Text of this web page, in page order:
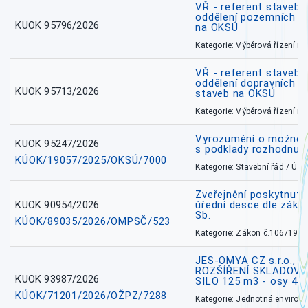
KUOK 95796/2026
VŘ - referent
oddělení pozemních
na OKSÚ
Kategorie: Výběrová řízení
KUOK 95713/2026
VŘ - referent
oddělení dopravních
staveb na OKSÚ
Kategorie: Výběrová řízení
KUOK 95247/2026
KÚOK/19057/2025/OKSÚ/7000
Vyrozumění o
s podklady rozhodnutí
Kategorie: Stavební řád /
KUOK 90954/2026
KÚOK/89035/2026/OMPSČ/523
Zveřejnění
úřední desce dle
Sb.
Kategorie: Zákon č.106/1999
KUOK 93987/2026
KÚOK/71201/2026/OŽPZ/7288
JES-OMYA CZ s.r.o.,
ROZŠÍŘENÍ
SILO 125 m3 - osy
Kategorie: Jednotná